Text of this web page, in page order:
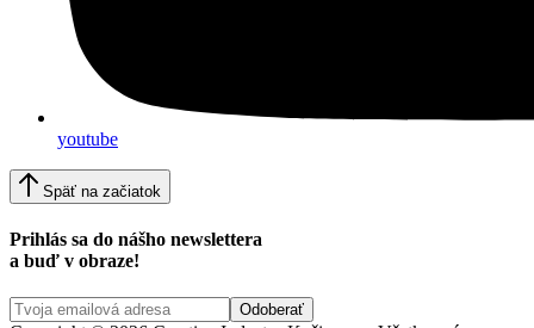
youtube
Späť na začiatok
Prihlás sa do nášho newslettera
a buď v obraze!